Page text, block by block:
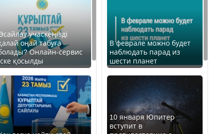
учаскеңізді
оңай табуға
Онлайн-сервис
қосылды
В феврале можно будет
наблюдать парад из
шести планет
10 января Юпитер
вступит в